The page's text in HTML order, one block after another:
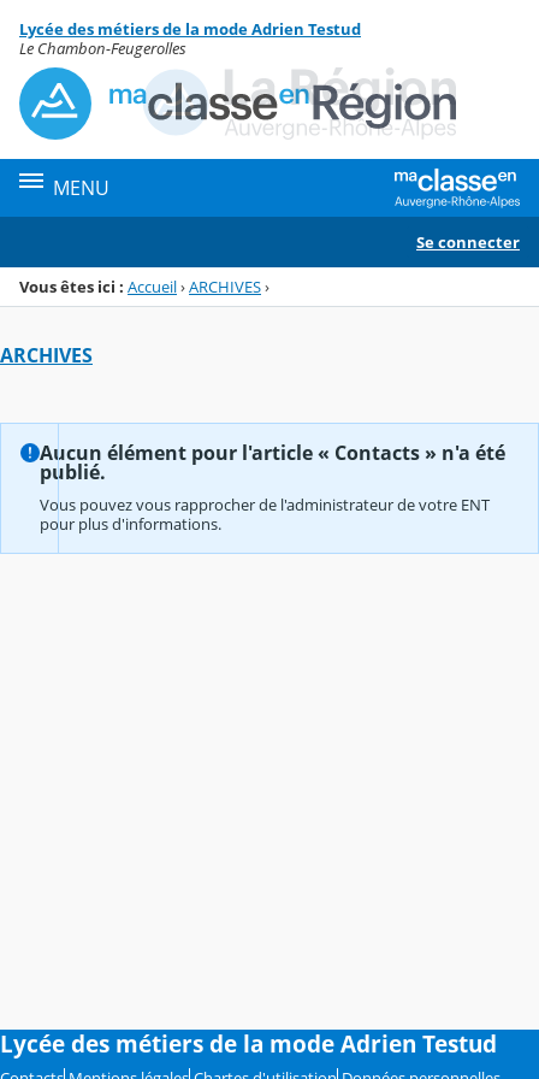
Menu de la rubrique
Contenu
Lycée des métiers de la mode Adrien Testud
Le Chambon-Feugerolles
MENU
Se connecter
Vous êtes ici : Accueil›ARCHIVES›
ARCHIVES
Aucun élément pour l'article « Contacts » n'a été
publié.
Vous pouvez vous rapprocher de l'administrateur de votre ENT
pour plus d'informations.
Lycée des métiers de la mode Adrien Testud